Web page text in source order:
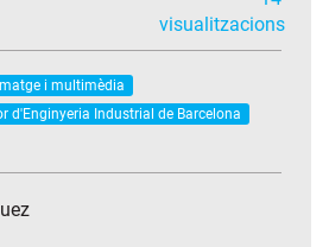
visualitzacions
i multimèdia
d'Enginyeria Industrial de Barcelona